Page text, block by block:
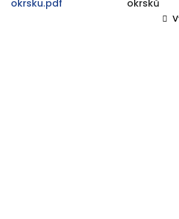
okrsku.pdf
okrsků